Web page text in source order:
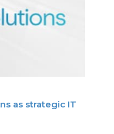
as strategic IT